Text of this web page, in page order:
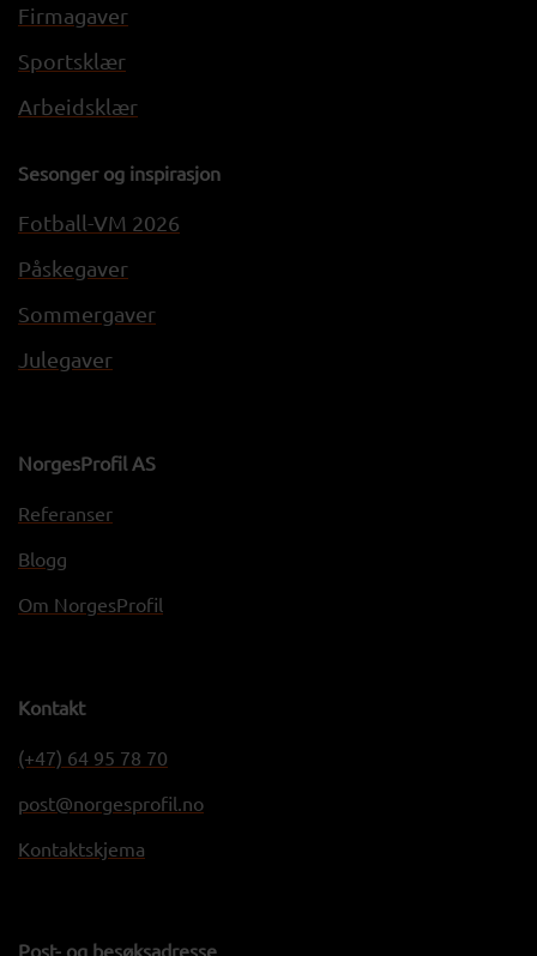
Firmagaver
Sportsklær
Arbeidsklær
Sesonger og inspirasjon
Fotball-VM 2026
Påskegaver
Sommergaver
Julegaver
NorgesProfil AS
Referanser
Blogg
Om NorgesProfil
Kontakt
(+47) 64 95 78 70
post@norgesprofil.no
Kontaktskjema
Post- og besøksadresse